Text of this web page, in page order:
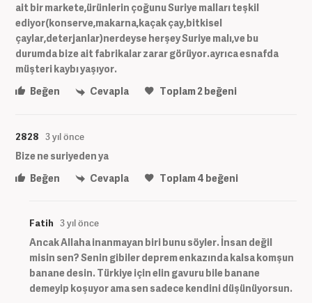
ait bir markete,ürünlerin çoğunu Suriye malları teşkil
ediyor(konserve,makarna,kaçak çay,bitkisel
çaylar,deterjanlar)nerdeyse herşey Suriye malı,ve bu
durumda bize ait fabrikalar zarar görüyor.ayrıca esnafda
müşteri kaybı yaşıyor.
Beğen
Cevapla Toplam2beğeni
2828 3 yıl önce
Bize ne suriyeden ya
Beğen
Cevapla Toplam4 beğeni
Fatih 3 yıl önce
Ancak Allaha inanmayan biri bunu söyler. İnsan değil
misin sen? Senin gibiler deprem enkazında kalsa komşun
banane desin. Türkiye için elin gavuru bile banane
demeyip koşuyor ama sen sadece kendini düşünüyorsun.